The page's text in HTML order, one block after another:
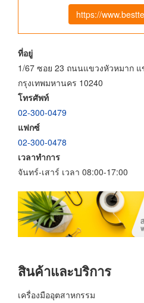
https://
ที่อยู่
1/67 ซอย 23 ถนนแขวงหัวหมาก
กรุงเทพมหานคร 10240
โทรศัพท์
02-300-0479
แฟกซ์
02-300-0478
เวลาทำการ
จันทร์-เสาร์ เวลา 08:00-17:00
สินค้าและบริการ
เครื่องมืออุตสาหกรรม